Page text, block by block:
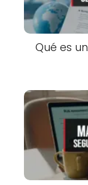
Qué es